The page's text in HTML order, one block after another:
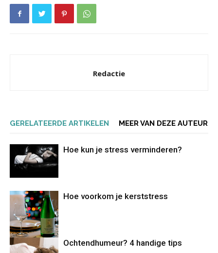
Redactie
GERELATEERDE ARTIKELEN MEER VAN DEZE AUTEUR
Hoe kun je stress verminderen?
Hoe voorkom je kerststress
Ochtendhumeur? 4 handige tips